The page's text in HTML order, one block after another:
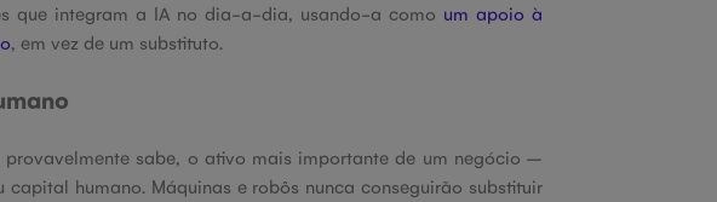
que integram a IA no dia-a-dia, usando-a como um apoio à
, em vez de um substituto.
sabe, o ativo mais importante de um negócio –
humano. Máquinas e robôs nunca conseguirão substituir